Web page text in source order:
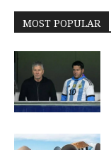
MOST POPULAR